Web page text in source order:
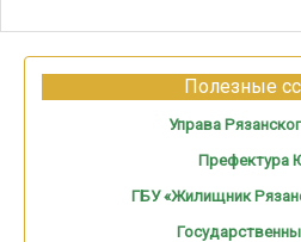
Полезные
Управа
Префектура
ГБУ «Жилищник